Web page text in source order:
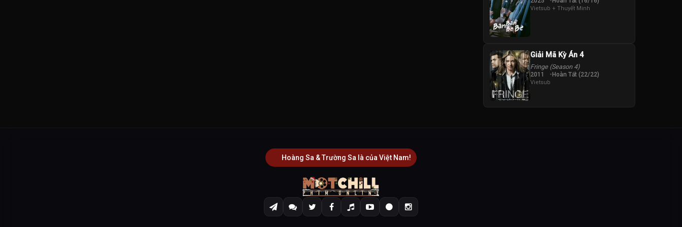
Vietsub + Thuyết Minh
Giải Mã Kỳ Án 4
Fringe (Season 4)
2011 Hoàn Tất (22/22)
Vietsub
Hoàng Sa & Trường Sa là của Việt Nam!